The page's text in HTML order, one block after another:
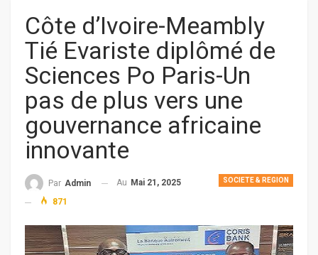
Côte d’Ivoire-Meambly
Tié Evariste diplômé de
Sciences Po Paris-Un
pas de plus vers une
gouvernance africaine
innovante
SOCIETE & REGION
Par Admin Au Mai 21, 2025
871